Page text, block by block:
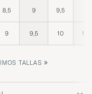
8,5 9 9,5
9 9,5 10
TALLAS »